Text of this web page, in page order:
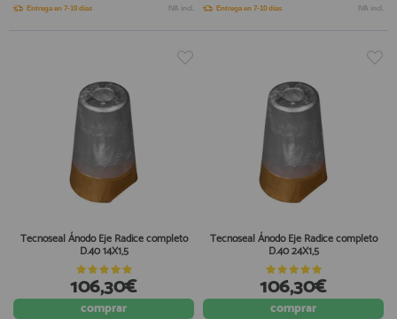
Entrega en 7-10 días IVA incl. Entrega en 7-10 días IVA incl.
Tecnoseal Ánodo Eje Radice completo
D.40 14X1,5
106,30€
comprar
Tecnoseal Ánodo Eje Radice completo
D.40 24X1,5
106,30€
comprar